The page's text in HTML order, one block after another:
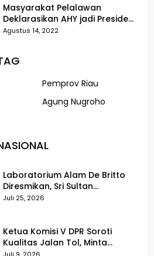
Masyarakat Pelalawan
Deklarasikan AHY jadi Presiden
dalam Gerak Jalan Santai
Agustus 14, 2022
Pemprov Riau
Agung Nugroho
Laboratorium Alam De Britto
Diresmikan, Sri Sultan
Tegaskan Pendidikan Harus
Juli 25, 2026
Ketua Komisi V DPR Soroti
Kualitas Jalan Tol, Minta